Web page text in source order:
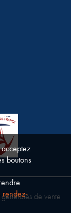
de vente
acceptez
boutons
rendez-